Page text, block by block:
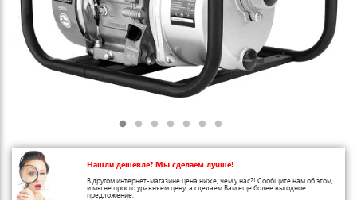
Нашли дешевле? Мы сделаем лучше!
В другом интернет-магазине цена ниже, чем у нас?! Сообщите нам об этом,
и мы не просто уравняем цену, а сделаем Вам еще более выгодное
предложение.